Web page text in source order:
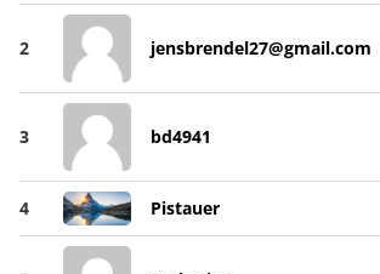
2 jensbrendel27@gmail.com
3 bd4941
4 Pistauer